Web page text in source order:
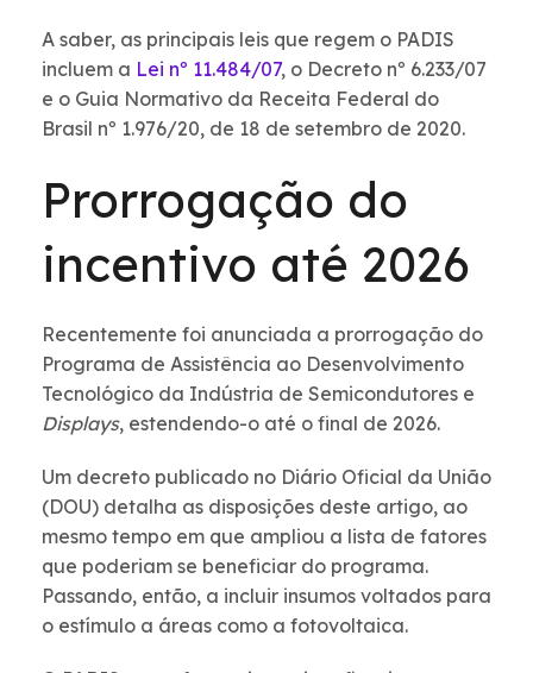
A saber, as principais leis que regem o PADIS
incluem a Lei nº 11.484/07, o Decreto nº 6.233/07
e o Guia Normativo da Receita Federal do
Brasil nº 1.976/20, de 18 de setembro de 2020.
Prorrogação do
incentivo até 2026
Recentemente foi anunciada a prorrogação do
Programa de Assistência ao Desenvolvimento
Tecnológico da Indústria de Semicondutores e
Displays, estendendo-o até o final de 2026.
Um decreto publicado no Diário Oficial da União
(DOU) detalha as disposições deste artigo, ao
mesmo tempo em que ampliou a lista de fatores
que poderiam se beneficiar do programa.
Passando, então, a incluir insumos voltados para
o estímulo a áreas como a fotovoltaica.